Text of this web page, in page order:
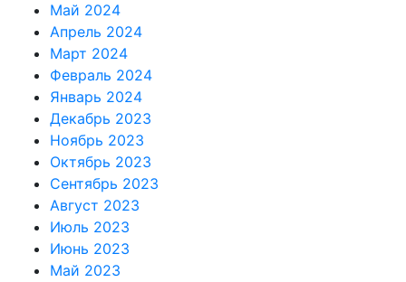
Май 2024
Апрель 2024
Март 2024
Февраль 2024
Январь 2024
Декабрь 2023
Ноябрь 2023
Октябрь 2023
Сентябрь 2023
Август 2023
Июль 2023
Июнь 2023
Май 2023